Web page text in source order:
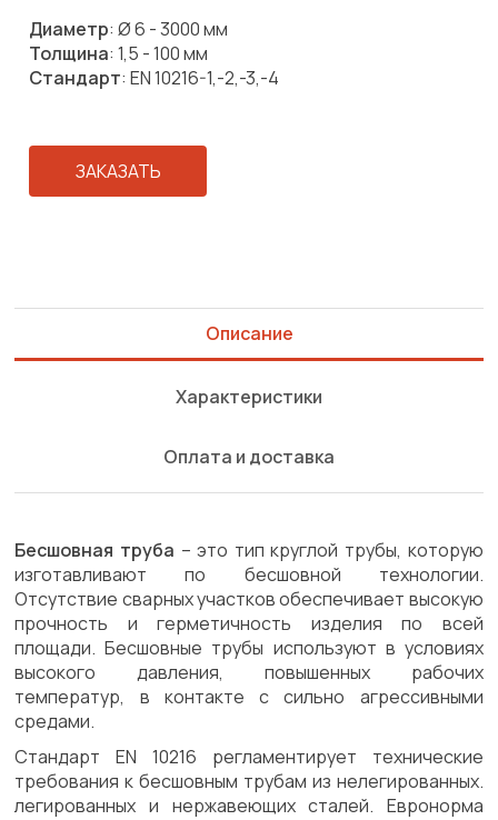
Диаметр: Ø 6 - 3000 мм
Толщина: 1,5 - 100 мм
Стандарт: EN 10216-1,-2,-3,-4
ЗАКАЗАТЬ
Описание
Характеристики
Оплата и доставка
Бесшовная труба – это тип круглой трубы, которую
изготавливают по бесшовной технологии.
Отсутствие сварных участков обеспечивает высокую
прочность и герметичность изделия по всей
площади. Бесшовные трубы используют в условиях
высокого давления, повышенных рабочих
температур, в контакте с сильно агрессивными
средами.
Стандарт EN 10216 регламентирует технические
требования к бесшовным трубам из нелегированных.
легированных и нержавеющих сталей. Евронорма